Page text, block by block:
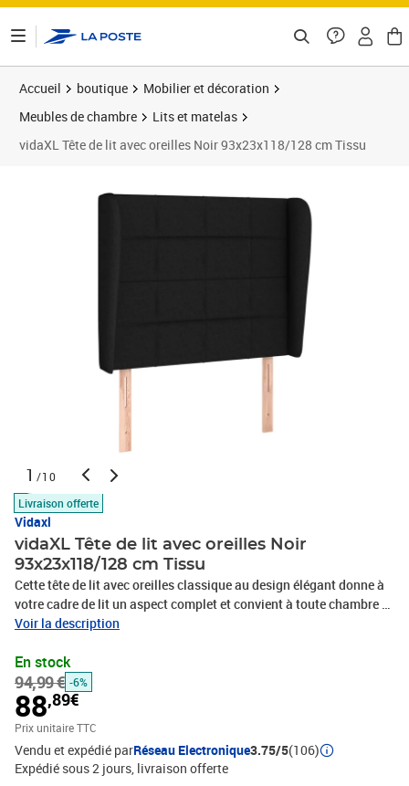
Accueil boutique
Mobilier et décoration
Meubles de chambre
Lits et matelas
vidaXL Tête de lit avec oreilles Noir 93x23x118/128 cm Tissu
1 /10
Livraison offerte
Vidaxl
vidaXL Tête de lit avec oreilles Noir
93x23x118/128 cm Tissu
Cette tête de lit avec oreilles classique au design élégant donne à
votre cadre de lit un aspect complet et convient à toute chambre à
coucher. Tissu durable : le tissu présente un aspect simple et
les pieds en bois assurent la robustesse et la stabilité.Hauteur
réglable : la tête de lit est réglable en hauteur selon vos
préférences.Excellent soutien : la tête de lit vous offre un excellent
soutien du dos lorsque vous êtes assis dans votre lit pour lire ou
regarder la télévision. Remarque :La livraison comprend
uniquement la tête de lit. Le cadre de lit et le matelas ne sont pas
inclus. Vous pouvez consulter notre boutique pour les cadres et
Voir la description
En stock
94,99 € -6%
88,89€
Prix unitaire TTC
Vendu et expédié parRéseau Electronique3.75/5(106)
Expédié sous 2 jours livraison offerte